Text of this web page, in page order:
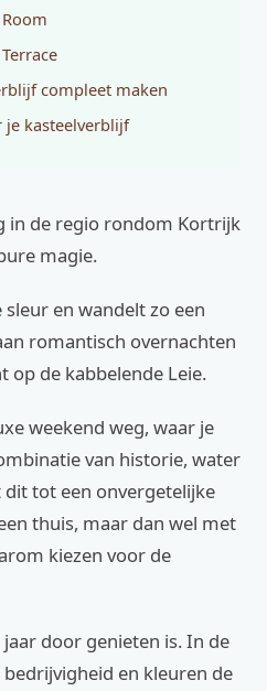
compleet maken
je kasteelverblijf
in de regio rondom Kortrijk
magie.
en wandelt zo een
romantisch overnachten
op de kabbelende Leie.
weekend weg, waar je
van historie, water
tot een onvergetelijke
thuis, maar dan wel met
kiezen voor de
door genieten is. In de
en kleuren de